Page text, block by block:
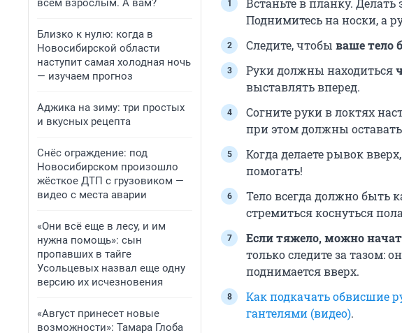
всем взрослым. А вам?
Близко к нулю: когда в
Новосибирской области
наступит самая холодная ночь
— изучаем прогноз
Аджика на зиму: три простых
и вкусных рецепта
Снёс ограждение: под
Новосибирском произошло
жёсткое ДТП с грузовиком —
видео с места аварии
«Они всё еще в лесу, и им
нужна помощь»: сын
пропавших в тайге
Усольцевых назвал еще одну
версию их исчезновения
«Август принесет новые
возможности»: Тамара Глоба
Встаньте в планку.
Поднимитесь на носки, а
Следите, чтобы ваше тело
Руки должны находиться
выставлять вперед.
Согните руки в локтях
при этом должны
Когда делаете рывок
помогать!
Тело всегда должно быть
стремиться коснуться
Если тяжело, можно
только следите за тазом:
поднимается вверх.
Как подкачать обвисшие
гантелями (видео).